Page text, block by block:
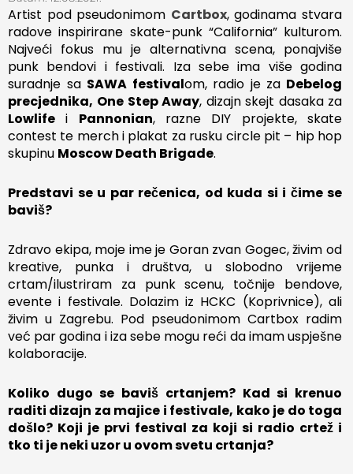
Artist pod pseudonimom Cartbox, godinama stvara
radove inspirirane skate-punk “California” kulturom.
Najveći fokus mu je alternativna scena, ponajviše
punk bendovi i festivali. Iza sebe ima više godina
suradnje sa SAWA festivalom, radio je za Debelog
precjednika, One Step Away, dizajn skejt dasaka za
Lowlife i Pannonian, razne DIY projekte, skate
contest te merch i plakat za rusku circle pit – hip hop
skupinu Moscow Death Brigade.
Predstavi se u par rečenica, od kuda si i čime se
baviš?
Zdravo ekipa, moje ime je Goran zvan Gogec, živim od
kreative, punka i društva, u slobodno vrijeme
crtam/ilustriram za punk scenu, točnije bendove,
evente i festivale. Dolazim iz HCKC (Koprivnice), ali
živim u Zagrebu. Pod pseudonimom Cartbox radim
već par godina i iza sebe mogu reći da imam uspješne
kolaboracije.
Koliko dugo se baviš crtanjem? Kad si krenuo
raditi dizajn za majice i festivale, kako je do toga
došlo? Koji je prvi festival za koji si radio crtež i
tko ti je neki uzor u ovom svetu crtanja?